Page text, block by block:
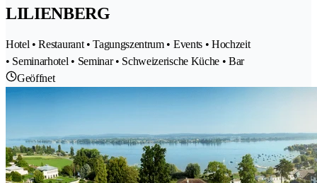
LILIENBERG
Hotel • Restaurant • Tagungszentrum • Events • Hochzeit
• Seminarhotel • Seminar • Schweizerische Küche • Bar
Geöffnet